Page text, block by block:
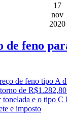
17
nov
2020
de feno
de feno tipo A
de
e o tipo C
e imposto